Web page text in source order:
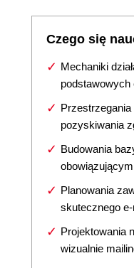
Czego się
Mechaniki
podstawowych
pozyskiwania
Budowania
Planowania
skutecznego
Projektowania
wizualnie